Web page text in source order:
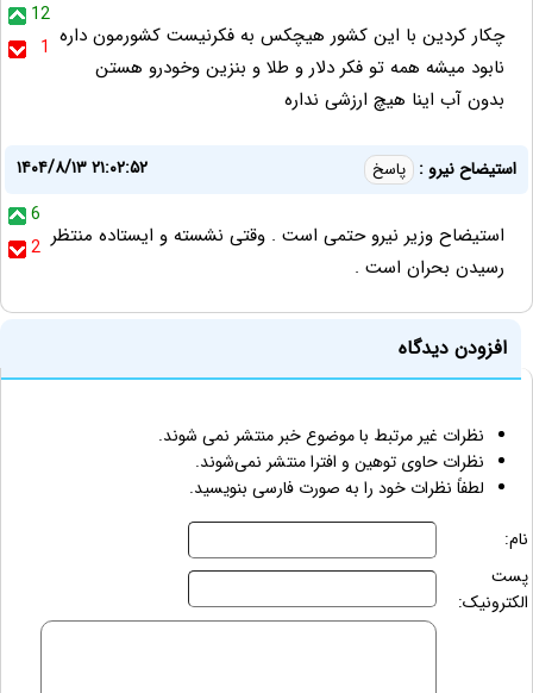
12
1 چکار کردین با این کشور هیچکس به فکر‌نیست کشورمون داره
نابود میشه همه تو فکر دلار و طلا و بنزین وخودرو هستن
بدون آب اینا هیچ ارزشی نداره
استیضاح نیرو : پاسخ
۱۴۰۴/۸/۱۳ ۲۱:۰۲:۵۲
6
2 استیضاح وزیر نیرو حتمی است . وقتی نشسته و ایستاده منتظر
رسیدن بحران است .
افزودن دیدگاه
نظرات غیر مرتبط با موضوع خبر منتشر نمی شوند.
نظرات حاوی توهین و افترا منتشر نمی‌شوند.
لطفاً نظرات خود را به صورت فارسی بنویسید.
نام:
پست
الکترونیک: